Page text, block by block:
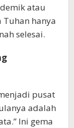
atau
hanya
selesai.
pusat
adalah
Ini gema